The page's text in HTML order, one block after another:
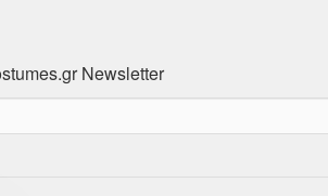
Newsletter